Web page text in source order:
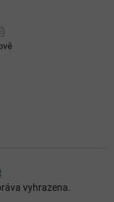
vyhrazena.